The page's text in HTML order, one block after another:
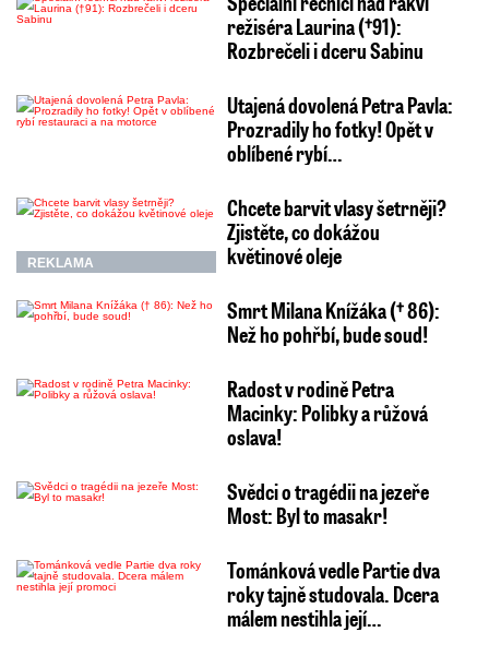
režiséra Laurina (†91):
Rozbrečeli i dceru Sabinu
Utajená dovolená Petra Pavla:
Prozradily ho fotky! Opět v
oblíbené rybí…
REKLAMA
Chcete barvit vlasy šetrněji?
Zjistěte, co dokážou
květinové oleje
Smrt Milana Knížáka († 86):
Než ho pohřbí, bude soud!
Radost v rodině Petra
Macinky: Polibky a růžová
oslava!
Svědci o tragédii na jezeře
Most: Byl to masakr!
Tománková vedle Partie dva
roky tajně studovala. Dcera
málem nestihla její…